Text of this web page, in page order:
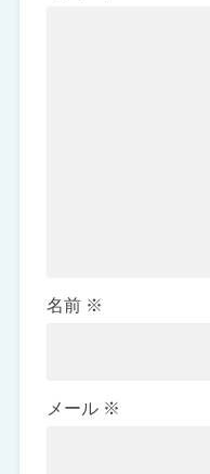
名前 ※
メール ※